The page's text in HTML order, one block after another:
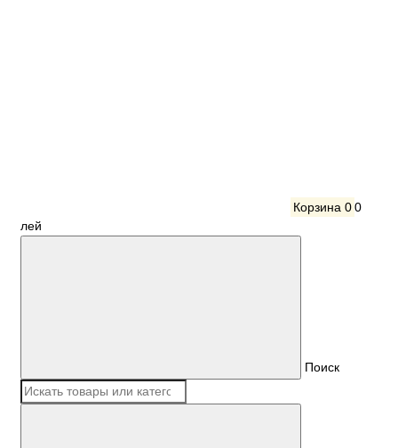
Корзина 00
лей
Поиск